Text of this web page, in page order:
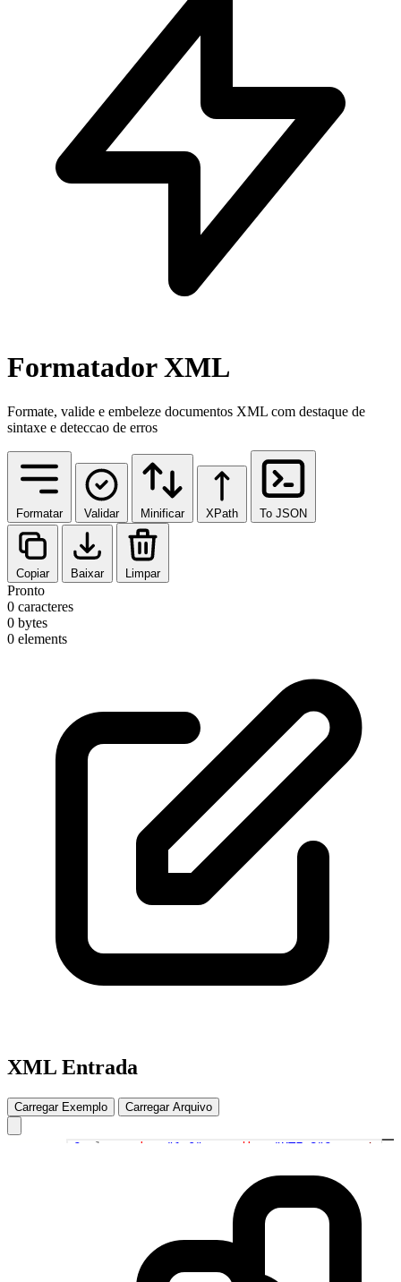
Formatador XML
Formate, valide e embeleze documentos XML com destaque de
sintaxe e deteccao de erros
Formatar Validar Minificar XPath To JSON
Copiar Baixar Limpar
Pronto
0 caracteres
0 bytes
0 elements
XML Entrada
Carregar Exemplo Carregar Arquivo
<? xml version "1.0" encoding "UTF-8"?>< root ><